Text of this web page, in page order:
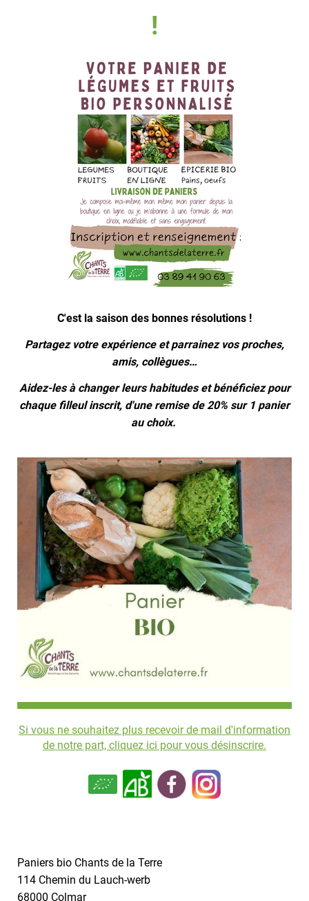
!
C'est la saison des bonnes résolutions !
Partagez votre expérience et parrainez vos proches,
amis, collègues…
Aidez-les à changer leurs habitudes et bénéficiez pour
chaque filleul inscrit, d'une remise de 20% sur 1 panier
au choix.
Si vous ne souhaitez plus recevoir de mail d'information
de notre part, cliquez ici pour vous désinscrire.
Paniers bio Chants de la Terre
114 Chemin du Lauch-werb
68000 Colmar